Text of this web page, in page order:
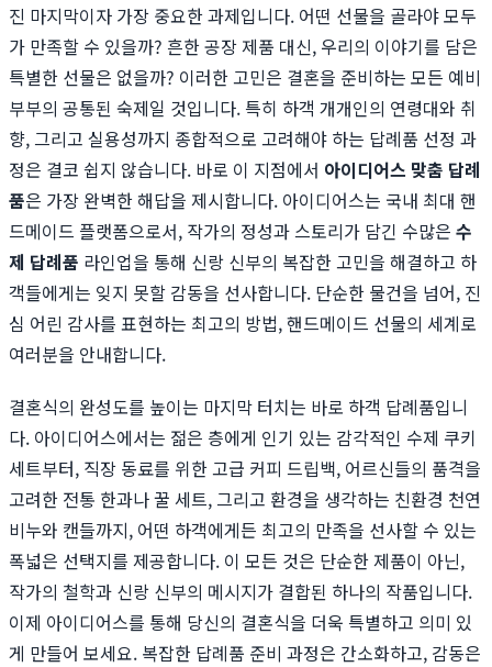
진 마지막이자 가장 중요한 과제입니다. 어떤 선물을 골라야 모두
가 만족할 수 있을까? 흔한 공장 제품 대신, 우리의 이야기를 담은
특별한 선물은 없을까? 이러한 고민은 결혼을 준비하는 모든 예비
부부의 공통된 숙제일 것입니다. 특히 하객 개개인의 연령대와 취
향, 그리고 실용성까지 종합적으로 고려해야 하는 답례품 선정 과
정은 결코 쉽지 않습니다. 바로 이 지점에서 아이디어스 맞춤 답례
품은 가장 완벽한 해답을 제시합니다. 아이디어스는 국내 최대 핸
드메이드 플랫폼으로서, 작가의 정성과 스토리가 담긴 수많은 수
제 답례품 라인업을 통해 신랑 신부의 복잡한 고민을 해결하고 하
객들에게는 잊지 못할 감동을 선사합니다. 단순한 물건을 넘어, 진
심 어린 감사를 표현하는 최고의 방법, 핸드메이드 선물의 세계로
여러분을 안내합니다.
결혼식의 완성도를 높이는 마지막 터치는 바로 하객 답례품입니
다. 아이디어스에서는 젊은 층에게 인기 있는 감각적인 수제 쿠키
세트부터, 직장 동료를 위한 고급 커피 드립백, 어르신들의 품격을
고려한 전통 한과나 꿀 세트, 그리고 환경을 생각하는 친환경 천연
비누와 캔들까지, 어떤 하객에게든 최고의 만족을 선사할 수 있는
폭넓은 선택지를 제공합니다. 이 모든 것은 단순한 제품이 아닌,
작가의 철학과 신랑 신부의 메시지가 결합된 하나의 작품입니다.
이제 아이디어스를 통해 당신의 결혼식을 더욱 특별하고 의미 있
게 만들어 보세요. 복잡한 답례품 준비 과정은 간소화하고, 감동은